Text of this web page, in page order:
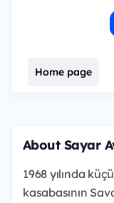
Home page
About Sayar
1968 yılında
kasabasının